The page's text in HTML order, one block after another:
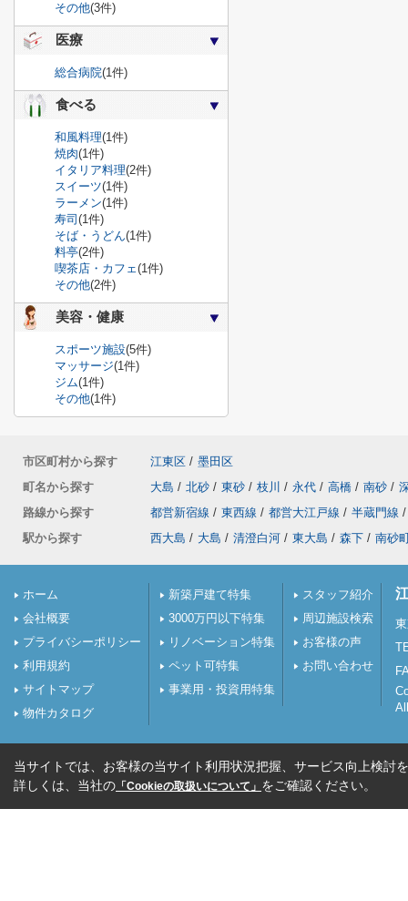
その他(3件)
医療
総合病院(1件)
食べる
和風料理(1件)
焼肉(1件)
イタリア料理(2件)
スイーツ(1件)
ラーメン(1件)
寿司 (1件)
そば・うどん(1件)
料亭(2件)
喫茶店・カフェ(1件)
その他(2件)
美容・健康
スポーツ施設(5件)
マッサージ(1件)
ジム(1件)
その他(1件)
市区町村から探す 江東区 / 墨田区
町名から探す
大島 / 北砂 / 東砂 / 枝川 / 永代 / 高橋 / 南砂 /
路線から探す
都営新宿線 / 東西線 / 都営大江戸線 / 半蔵門線 /
駅から探す
西大島 / 大島 / 清澄白河 / 東大島 / 森下 / 南砂
ホーム
会社概要
プライバシーポリシー
利用規約
サイトマップ
物件カタログ
新築戸建て特集
3000万円以下特集
リノベーション特集
ペット可特集
事業用・投資用特集
スタッフ紹介
周辺施設検索
お客様の声
お問い合わせ
当サイトでは、お客様の当サイト利用状況把握、サービス向上検討
詳しくは、当社の 「Cookieの取扱いについて」 をご確認ください。